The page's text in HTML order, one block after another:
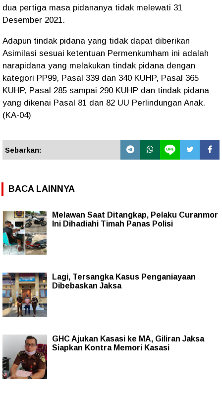
dua pertiga masa pidananya tidak melewati 31
Desember 2021.
Adapun tindak pidana yang tidak dapat diberikan
Asimilasi sesuai ketentuan Permenkumham ini adalah
narapidana yang melakukan tindak pidana dengan
kategori PP99, Pasal 339 dan 340 KUHP, Pasal 365
KUHP, Pasal 285 sampai 290 KUHP dan tindak pidana
yang dikenai Pasal 81 dan 82 UU Perlindungan Anak.
(KA-04)
Sebarkan:
BACA LAINNYA
Melawan Saat Ditangkap, Pelaku Curanmor
Ini Dihadiahi Timah Panas Polisi
Lagi, Tersangka Kasus Penganiayaan
Dibebaskan Jaksa
GHC Ajukan Kasasi ke MA, Giliran Jaksa
Siapkan Kontra Memori Kasasi